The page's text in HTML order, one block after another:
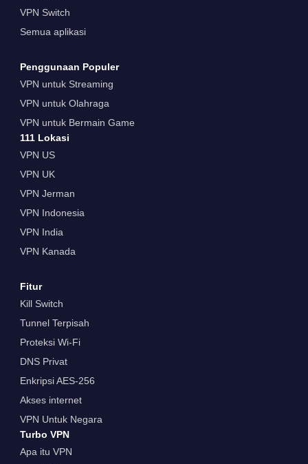
VPN Switch
Semua aplikasi
Penggunaan Populer
VPN untuk Streaming
VPN untuk Olahraga
VPN untuk Bermain Game
111 Lokasi
VPN US
VPN UK
VPN Jerman
VPN Indonesia
VPN India
VPN Kanada
Fitur
Kill Switch
Tunnel Terpisah
Proteksi Wi-Fi
DNS Privat
Enkripsi AES-256
Akses internet
VPN Untuk Negara
Turbo VPN
Apa itu VPN